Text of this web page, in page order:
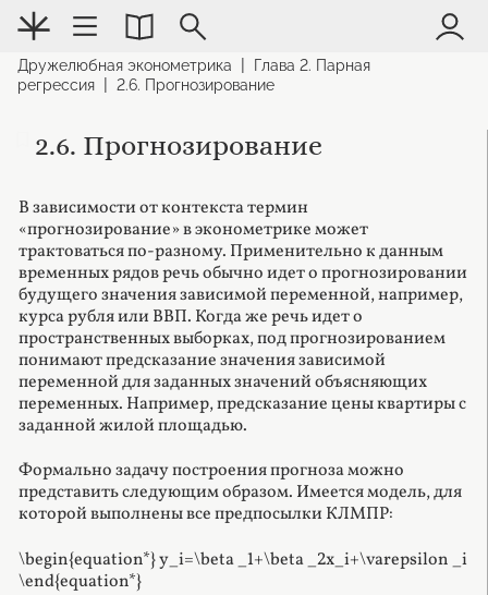
Дружелюбная эконометрика
Глава 2. Парная
регрессия
2.6. Прогнозирование
2.6. Прогнозирование
В зависимости от контекста термин
«прогнозирование» в эконометрике может
трактоваться по-разному. Применительно к данным
временных рядов речь обычно идет о прогнозировании
будущего значения зависимой переменной, например,
курса рубля или ВВП. Когда же речь идет о
пространственных выборках, под прогнозированием
понимают предсказание значения зависимой
переменной для заданных значений объясняющих
переменных. Например, предсказание цены квартиры с
заданной жилой площадью.
Формально задачу построения прогноза можно
представить следующим образом. Имеется модель, для
которой выполнены все предпосылки КЛМПР:
\begin{equation*} y_i=\beta _1+\beta _2x_i+\varepsilon _i
\end{equation*}